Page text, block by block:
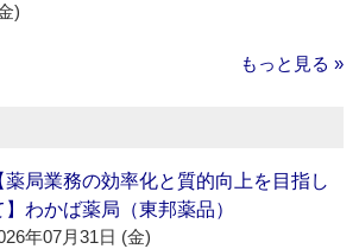
)
もっと見る »
薬局業務の効率化と質的向上を目指し
】わかば薬局（東邦薬品）
年07月31日 (金)